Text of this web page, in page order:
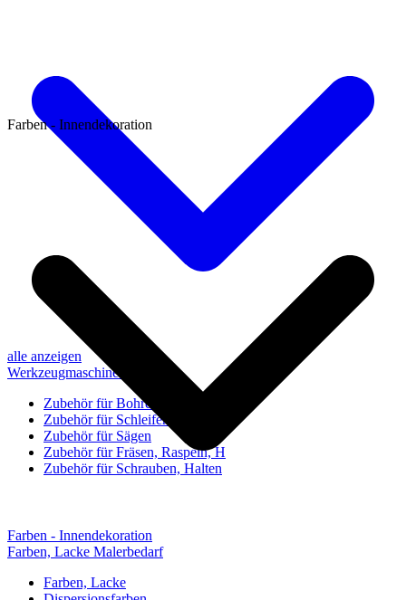
alle anzeigen
Werkzeugmaschinen-Zubehör
Zubehör für Bohren, Bohrhilfen
Zubehör für Schleifen, Poliere
Zubehör für Sägen
Zubehör für Fräsen, Raspeln, H
Zubehör für Schrauben, Halten
Farben - Innendekoration
Farben - Innendekoration
Farben, Lacke Malerbedarf
Farben, Lacke